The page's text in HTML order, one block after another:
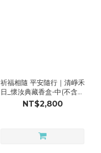
祈福相隨 平安隨行｜清崢禾
日_懷汝典藏香盒-中(不含布
包)
NT$2,800